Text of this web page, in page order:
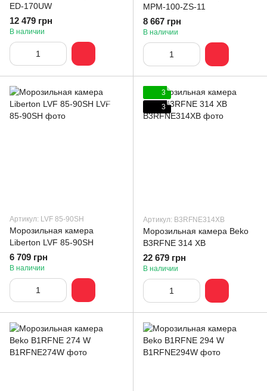
ED-170UW
12 479 грн
В наличии
MPM-100-ZS-11
8 667 грн
В наличии
Артикул: LVF 85-90SH
Морозильная камера
Liberton LVF 85-90SH
6 709 грн
В наличии
3
3
Артикул: B3RFNE314XB
Морозильная камера Beko
B3RFNE 314 XB
22 679 грн
В наличии